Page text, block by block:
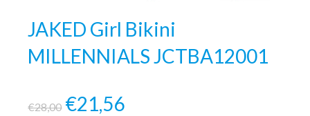
JAKED Girl Bikini
MILLENNIALS JCTBA12001
€28,00 €21,56